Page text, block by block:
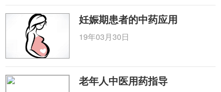
妊娠期患者的中药应用
19年03月30日
老年人中医用药指导